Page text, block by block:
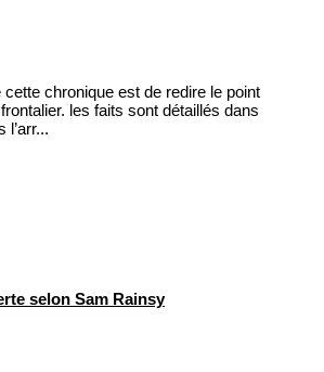
chronique est de redire le point
les faits sont détaillés dans
selon Sam Rainsy